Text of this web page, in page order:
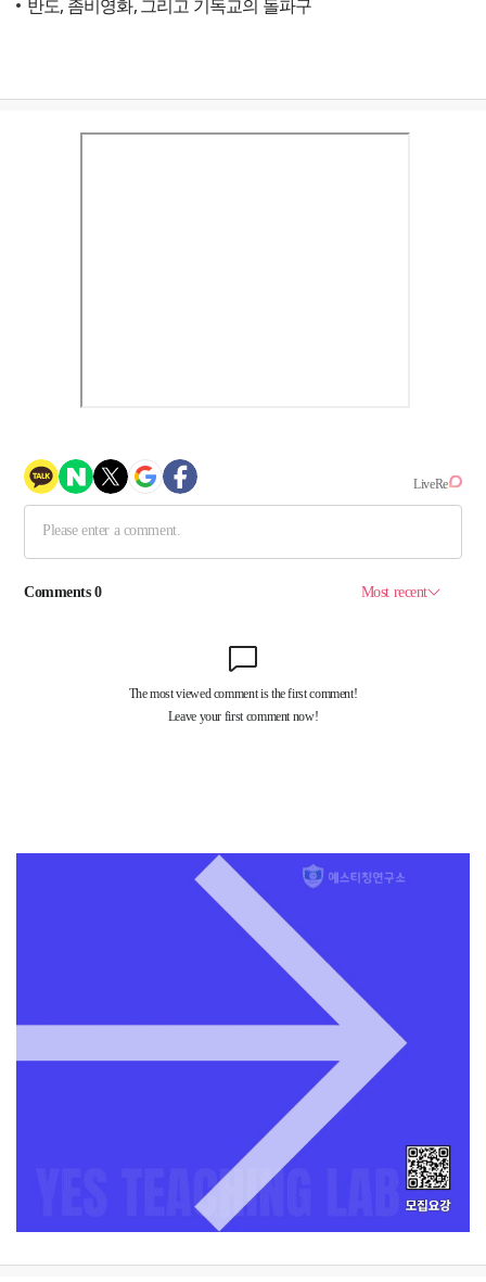
반도, 좀비영화, 그리고 기독교의 돌파구